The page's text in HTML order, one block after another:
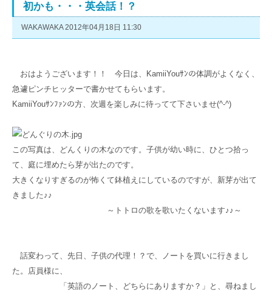
初かも・・・英会話！？
WAKAWAKA 2012年04月18日 11:30
おはようございます！！ 今日は、KamiiYouｻﾝの体調がよくなく、
急遽ピンチヒッターで書かせてもらいます。
KamiiYouｻﾝﾌｧﾝの方、次週を楽しみに待ってて下さいませ(^-^)
この写真は、どんくりの木なのです。子供が幼い時に、ひとつ拾っ
て、庭に埋めたら芽が出たのです。
大きくなりすぎるのが怖くて鉢植えにしているのですが、新芽が出て
きました♪♪
～トトロの歌を歌いたくないます♪♪～
話変わって、先日、子供の代理！？で、ノートを買いに行きまし
た。店員様に、
「英語のノート、どちらにありますか？」と、尋ねまし